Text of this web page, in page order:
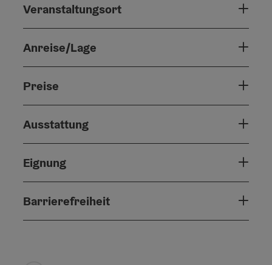
Veranstaltungsort
Anreise/Lage
Preise
Ausstattung
Eignung
Barrierefreiheit